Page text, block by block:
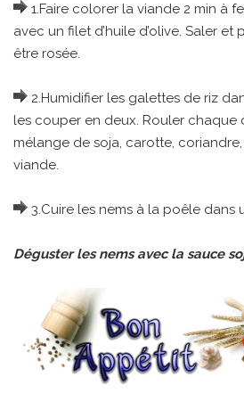
1.Faire colorer la viande 2 min à
avec un filet d’huile d’olive. Saler et
être rosée.
2.Humidifier les galettes de riz
les couper en deux. Rouler chaque
mélange de soja, carotte,
viande.
3.Cuire les nems à la poêle dans
Déguster les nems avec la sauce